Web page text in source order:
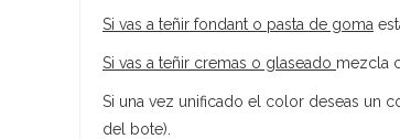
Si vas a teñir fondant o pasta de goma
Si vas a teñir cremas o glaseado mezcla
Si una vez unificado el color deseas un
del bote).